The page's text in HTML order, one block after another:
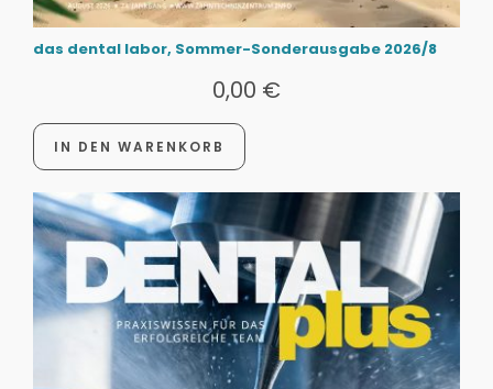
das dental labor, Sommer-Sonderausgabe 2026/8
0,00 €
IN DEN WARENKORB